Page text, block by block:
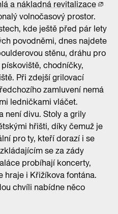
a nákladná revitalizace
volnočasový prostor.
kde ještě před pár lety
povodněmi, dnes najdete
stěnu, dráhu pro
chodníčky,
Při zdejší grilovací
zamluvení nemá
ledničkami vláčet.
není divu. Stoly a grily
hřišti, díky čemuž je
pro ty, kteří dorazí i se
se za zády
probíhají koncerty,
hraje i Křižíkova fontána.
chvíli nabídne něco